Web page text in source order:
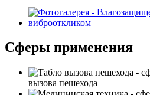
Сферы применения
вызова пешехода